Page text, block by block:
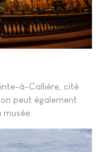
à-Callière, cité
peut également